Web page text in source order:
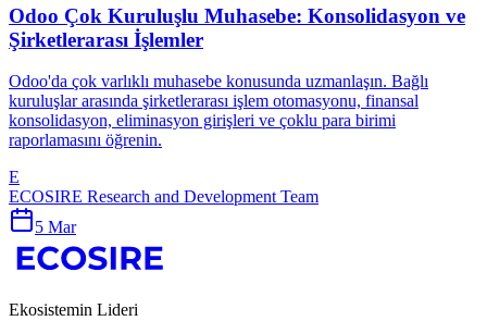
Odoo Çok Kuruluşlu Muhasebe: Konsolidasyon ve
Şirketlerarası İşlemler
Odoo'da çok varlıklı muhasebe konusunda uzmanlaşın. Bağlı
kuruluşlar arasında şirketlerarası işlem otomasyonu, finansal
konsolidasyon, eliminasyon girişleri ve çoklu para birimi
raporlamasını öğrenin.
E
ECOSIRE Research and Development Team
5 Mar
Ekosistemin Lideri